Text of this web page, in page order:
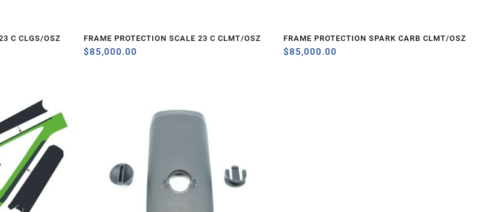
C CLGS/OSZ FRAME PROTECTION SCALE 23 C CLMT/OSZ
$85,000.00
FRAME PROTECTION SPARK CARB CLMT/OSZ
$85,000.00